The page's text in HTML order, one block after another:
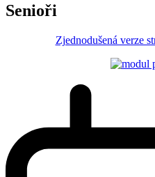
Senioři
Zjednodušená verze